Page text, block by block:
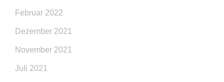
Februar 2022
Dezember 2021
November 2021
Juli 2021